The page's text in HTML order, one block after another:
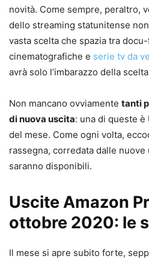
novità. Come sempre, peraltro,
dello streaming statunitense
vasta scelta che spazia tra
cinematografiche e serie tv da
avrà solo l’imbarazzo della
Non mancano ovviamente tanti
di nuova uscita: una di queste
del mese. Come ogni volta,
rassegna, corredata dalle
saranno disponibili.
Uscite Amazon
ottobre 2020: le
Il mese si apre subito forte,